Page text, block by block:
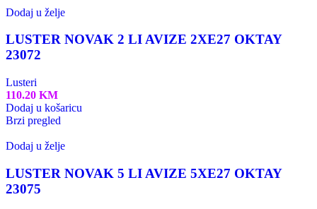
Dodaj u želje
LUSTER NOVAK 2 LI AVIZE 2XE27 OKTAY
23072
Lusteri
110.20 KM
Dodaj u košaricu
Brzi pregled
Dodaj u želje
LUSTER NOVAK 5 LI AVIZE 5XE27 OKTAY
23075